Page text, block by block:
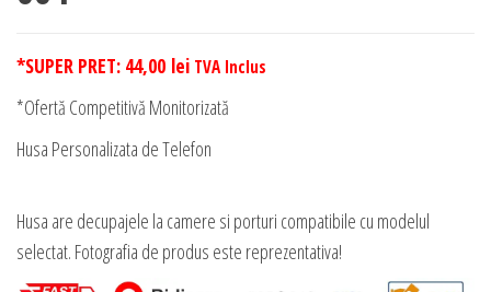
*SUPER PRET: 44,00 lei TVA Inclus
*Ofertă Competitivă Monitorizată
Husa Personalizata de Telefon
Husa are decupajele la camere si porturi compatibile cu modelul
selectat. Fotografia de produs este reprezentativa!